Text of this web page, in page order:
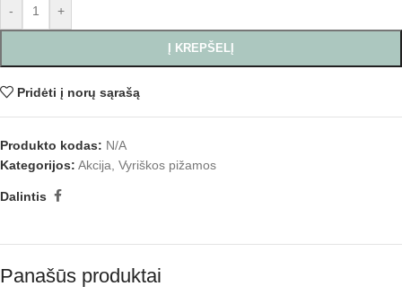
- +
Į KREPŠELĮ
Pridėti į norų sąrašą
Produkto kodas: N/A
Kategorijos: Akcija Vyriškos pižamos
Dalintis
Panašūs produktai